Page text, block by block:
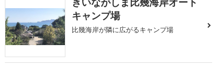
キャンプ場
比幾海岸が隣に広がるキャンプ場